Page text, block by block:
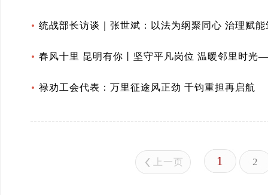
统战部长访谈｜张世斌：以法为纲聚同心 治理赋能
春风十里 昆明有你丨坚守平凡岗位 温暖邻里时
禄劝工会代表：万里征途风正劲 千钧重担再启航
上一页 1 2